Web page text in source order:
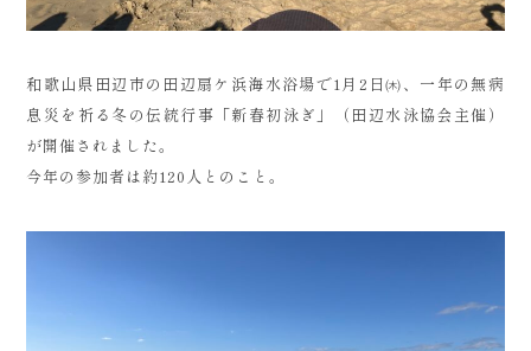
和歌山県田辺市の田辺扇ケ浜海水浴場で1月2日㈭、一年の無病
息災を祈る冬の伝統行事「新春初泳ぎ」（田辺水泳協会主催）
が開催されました。
今年の参加者は約120人とのこと。